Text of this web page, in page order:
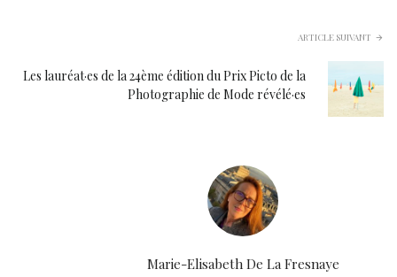
ARTICLE SUIVANT
Les lauréat·es de la 24ème édition du Prix Picto de la
Photographie de Mode révélé·es
Marie-Elisabeth De La Fresnaye